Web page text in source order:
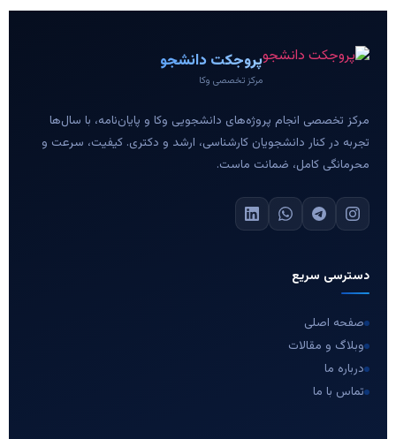
پروجکت دانشجو
مرکز تخصصی وکا
مرکز تخصصی انجام پروژه‌های دانشجویی وکا و پایان‌نامه، با سال‌ها
تجربه در کنار دانشجویان کارشناسی، ارشد و دکتری. کیفیت، سرعت و
محرمانگی کامل، ضمانت ماست.
دسترسی سریع
صفحه اصلی
وبلاگ و مقالات
درباره ما
تماس با ما